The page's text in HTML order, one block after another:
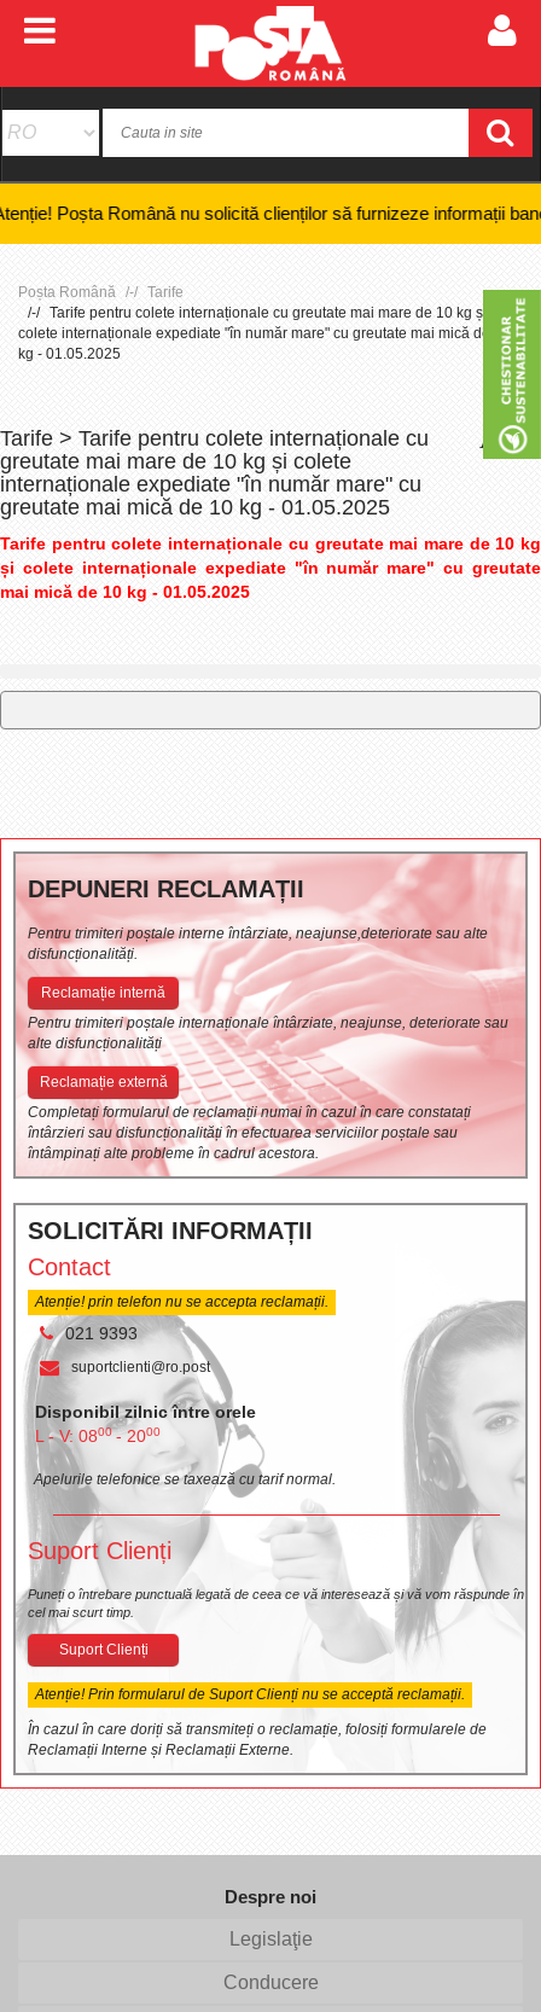
Română nu solicită clienților să furnizeze informații bancare
Poșta Română
Tarife
Tarife pentru colete internaționale cu greutate mai mare de 10 kg și
colete internaționale expediate "în număr mare" cu greutate mai mică de 10
kg - 01.05.2025
Tarife > Tarife pentru colete internaționale cu
greutate mai mare de 10 kg și colete
internaționale expediate "în număr mare" cu
greutate mai mică de 10 kg - 01.05.2025
+
Tarife pentru colete internaționale cu greutate mai mare de 10 kg
și colete internaționale expediate "în număr mare" cu greutate
mai mică de 10 kg - 01.05.2025
DEPUNERI RECLAMAȚII
Pentru trimiteri poștale interne întârziate, neajunse,deteriorate sau alte
disfuncționalități.
Reclamație internă
Pentru trimiteri poștale internaționale întârziate, neajunse, deteriorate sau
alte disfuncționalități
Reclamație externă
Completați formularul de reclamații numai în cazul în care constatați
întârzieri sau disfuncționalități în efectuarea serviciilor poștale sau
întâmpinați alte probleme în cadrul acestora.
SOLICITĂRI INFORMAȚII
Contact
Atenție! prin telefon nu se accepta reclamații.
021 9393
suportclienti@ro.post
Disponibil zilnic între orele
L - V: 0800- 2000
Apelurile telefonice se taxează cu tarif normal.
Suport Clienți
Puneți o întrebare punctuală legată de ceea ce vă interesează și vă vom răspunde în
cel mai scurt timp.
Suport Clienți
Atenție! Prin formularul de Suport Clienți nu se acceptă reclamații.
În cazul în care doriți să transmiteți o reclamație, folosiți formularele de
Reclamații Interne și Reclamații Externe.
Despre noi
Legislaţie
Conducere